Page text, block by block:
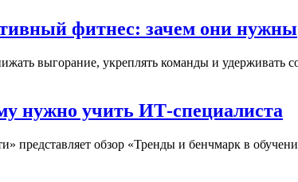
фитнес: зачем они нужны
выгорание, укреплять команды и удерживать
нужно учить ИТ-специалиста
представляет обзор «Тренды и бенчмарк в